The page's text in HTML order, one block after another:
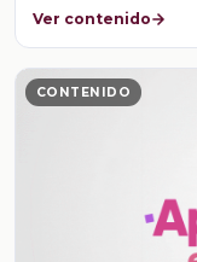
Ver contenido
CONTENIDO